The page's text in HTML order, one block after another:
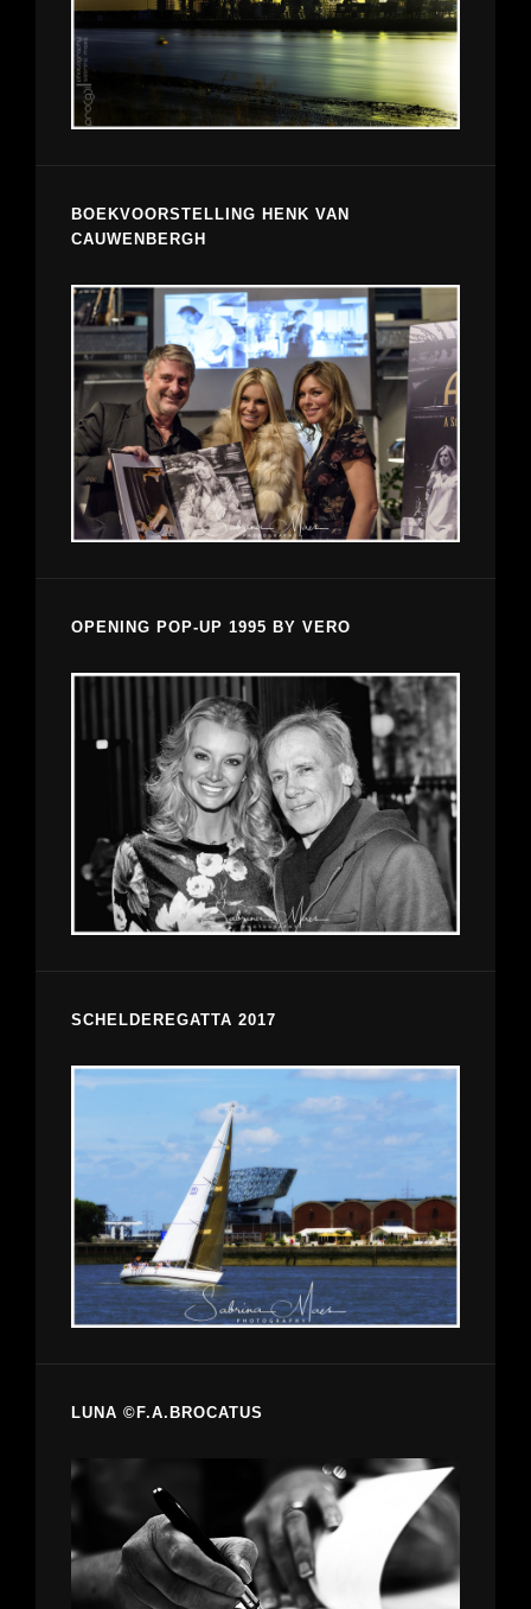
BOEKVOORSTELLING HENK VAN
CAUWENBERGH
OPENING POP-UP 1995 BY VERO
SCHELDEREGATTA 2017
LUNA ©F.A.BROCATUS